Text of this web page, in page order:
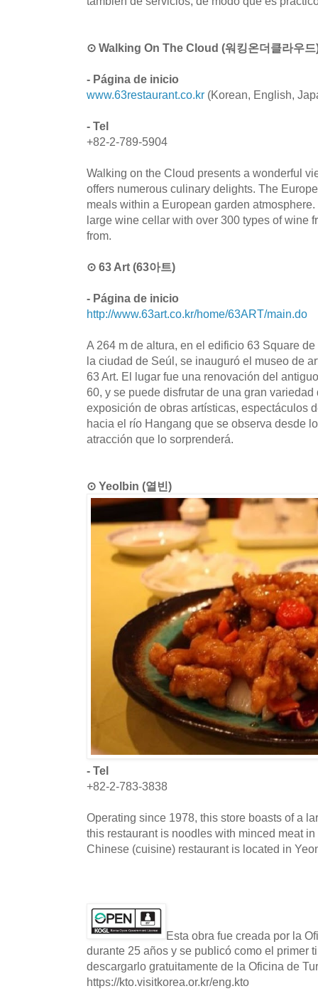
⊙ Walking On The Cloud (워킹온더클라우드
- Página de inicio
www.63restaurant.co.kr (Korean, English,
- Tel
+82-2-789-5904
Walking on the Cloud presents a wonderful
offers numerous culinary delights. The
meals within a European garden
large wine cellar with over 300 types of wine
from.
⊙ 63 Art (63아트)
- Página de inicio
http://www.63art.co.kr/home/63ART/main.do
A 264 m de altura, en el edificio 63 Square
la ciudad de Seúl, se inauguró el museo de
63 Art. El lugar fue una renovación del
60, y se puede disfrutar de una gran
exposición de obras artísticas, espectáculos
hacia el río Hangang que se observa desde
atracción que lo sorprenderá.
⊙ Yeolbin (열빈)
- Tel
+82-2-783-3838
Operating since 1978, this store boasts of a
this restaurant is noodles with minced meat
Chinese (cuisine) restaurant is located in
Esta obra fue creada por la
durante 25 años y se publicó como el primer
descargarlo gratuitamente de la Oficina de
https://kto.visitkorea.or.kr/eng.kto